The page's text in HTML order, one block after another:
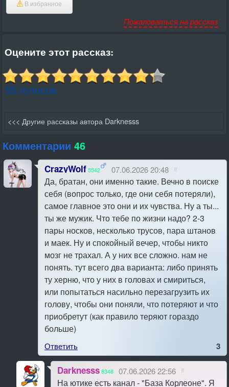
В избранное
Пожаловаться на рассказ
Оцените этот рассказ:
55 голосов
<<< Другие рассказы автора Darknesss
Комментарии 46
CrazyWolf5542 07.06.2026 20:48 #
Да, братан, они именно такие. Вечно в поиске
себя (вопрос только, где они себя потеряли),
самое главное это они и их чувства. Ну а ты...
ты же мужик. Что тебе по жизни надо? 2-3
пары носков, несколько трусов, пара штанов
и маек. Ну и спокойный вечер, чтобы никто
мозг не трахал. А у них все сложно. нам не
понять. тут всего два варианта: либо принять
ту херню, что у них в головах и смириться,
или попытаться насильно перезагрузить их
голову, чтобы они поняли, что потеряют и что
приобретут (как правило теряют гораздо
больше)
Ответить 3
Darknesss8348 07.06.2026 22:56 #
На ютике есть канал - "База Корлеоне". Я